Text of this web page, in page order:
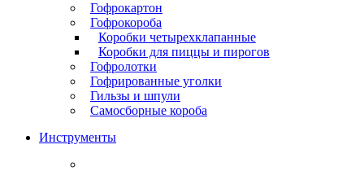
Гофрокартон
Гофрокороба
Коробки четырехклапанные
Коробки для пиццы и пирогов
Гофролотки
Гофрированные уголки
Гильзы и шпули
Самосборные короба
Инструменты